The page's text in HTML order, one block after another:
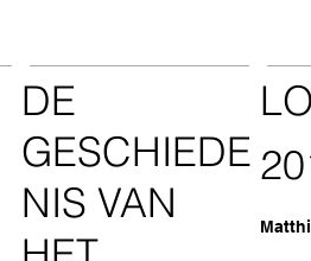
DE
GESCHIEDE
NIS VAN